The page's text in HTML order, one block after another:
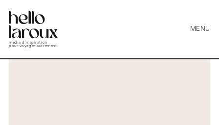
média d’inspiration
pour voyager autrement
MENU